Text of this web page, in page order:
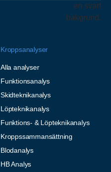
Kroppsanalyser
Alla analyser
Funktionsanalys
Skidteknikanalys
Löpteknikanalys
Funktions- & Löpteknikanalys
Kroppssammansättning
Blodanalys
HB Analys